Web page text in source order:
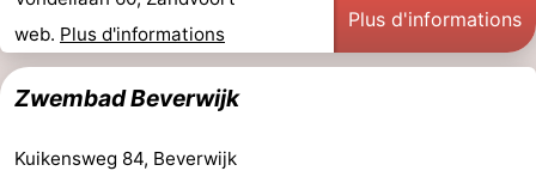
intérieures
être
villes
Sports
web. Plus d'informations
Plus d'informations
Zwembad Beverwijk
Kuikensweg 84, Beverwijk